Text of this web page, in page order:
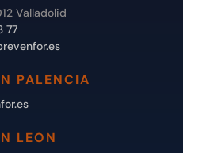
Valladolid
77
PALENCIA
LEON